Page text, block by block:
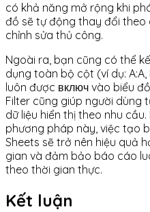
có khả năng mở rộng khi
đồ sẽ tự động thay đổi theo
chỉnh sửa thủ công.
Ngoài ra, bạn cũng có thể
dụng toàn bộ cột (ví dụ:
luôn được включ vào biểu
Filter cũng giúp người
dữ liệu hiển thị theo nhu
phương pháp này, việc tạo
Sheets sẽ trở nên hiệu quả
gian và đảm bảo báo cáo
theo thời gian thực.
Kết luận